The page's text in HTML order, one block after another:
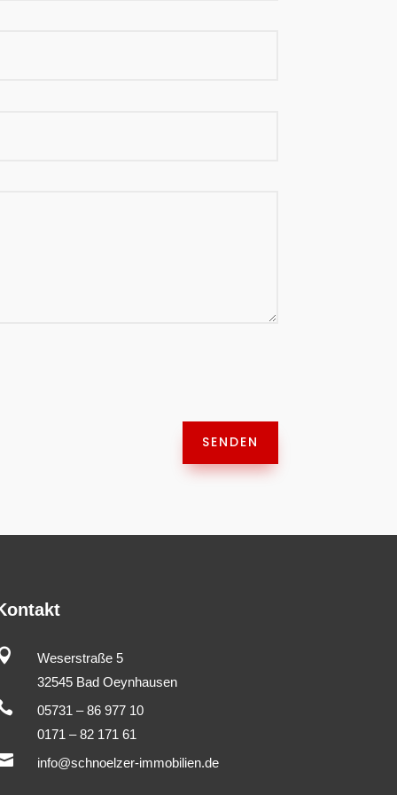
SENDEN
Weserstraße 5
32545 Bad Oeynhausen
05731 – 86 977 10
0171 – 82 171 61
info@schnoelzer-immobilien.de